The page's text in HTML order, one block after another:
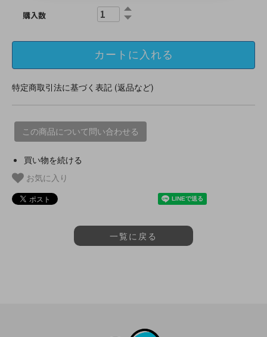
購入数
特定商取引法に基づく表記 (返品など)
この商品について問い合わせる
買い物を続ける
お気に入り
一覧に戻る